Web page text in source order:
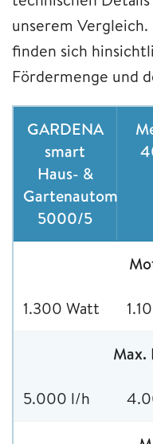
unserem
finden sich
Fördermenge und
GARDENA
smart
Haus- &
Gartenautomat
5000/5
1.300 Watt
Max.
5.000 l/h